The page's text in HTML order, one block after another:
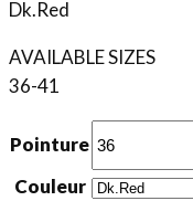
Dk.Red
AVAILABLE SIZES
36-41
Pointure
Couleur